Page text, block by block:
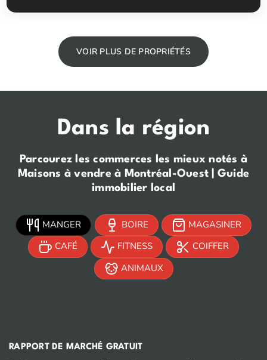
Chambres à coucher
Salles de bain
VOIR PLUS DE PROPRIÉTÉS
Dans la région
Parcourez les commerces les mieux notés à
Maisons à vendre à Montréal-Ouest | Guide
immobilier local
MANGER BOIRE
MAGASINER
CAFÉ
FITNESS
COIFFER
ANIMAUX
RAPPORT DE MARCHÉ GRATUIT